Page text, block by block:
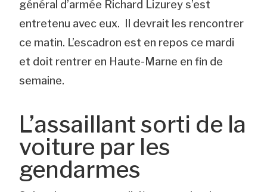
général d’armée Richard Lizurey s’est
entretenu avec eux. Il devrait les rencontrer
ce matin. L’escadron est en repos ce mardi
et doit rentrer en Haute-Marne en fin de
semaine.
L’assaillant sorti de la
voiture par les
gendarmes